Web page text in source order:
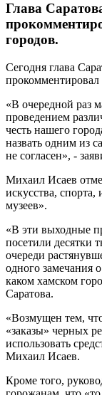
Глава
городов.
Сегодня глава
прокомментировал
«В очередной раз
проведением
честь нашего
назвать одним из
не согласен», -
Михаил Исаев
искусства,
музеев».
«В эти выходные
посетили десятки
очереди
одного замечания
каком хамском
Саратова.
«Возмущен тем,
«заказы» черных
использовать
Михаил Исаев.
Кроме того,